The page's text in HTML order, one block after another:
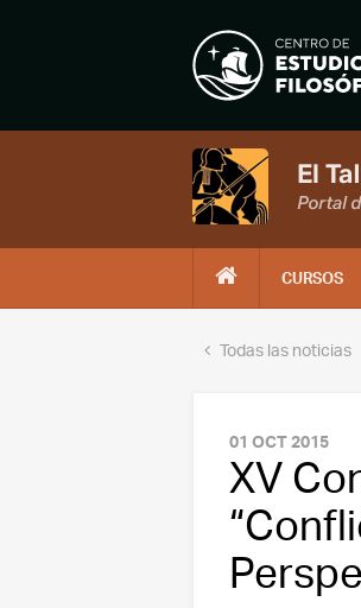
CURSOS
Todas las noticias
01 OCT 2015
XV